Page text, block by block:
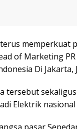
memperkuat
of Marketing
Di Jakarta,
tersebut
Elektrik